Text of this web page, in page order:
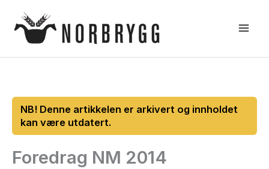
rett
Foredrag NM 2014